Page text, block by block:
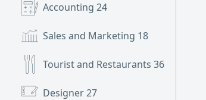
Accounting 24
Sales and Marketing 18
Tourist and Restaurants 36
Designer27